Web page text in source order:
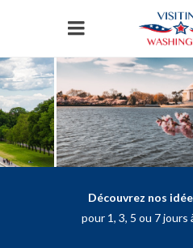
Découvrez nos
pour 1, 3, 5 ou 7 jours
Panneau de gestion des cookies